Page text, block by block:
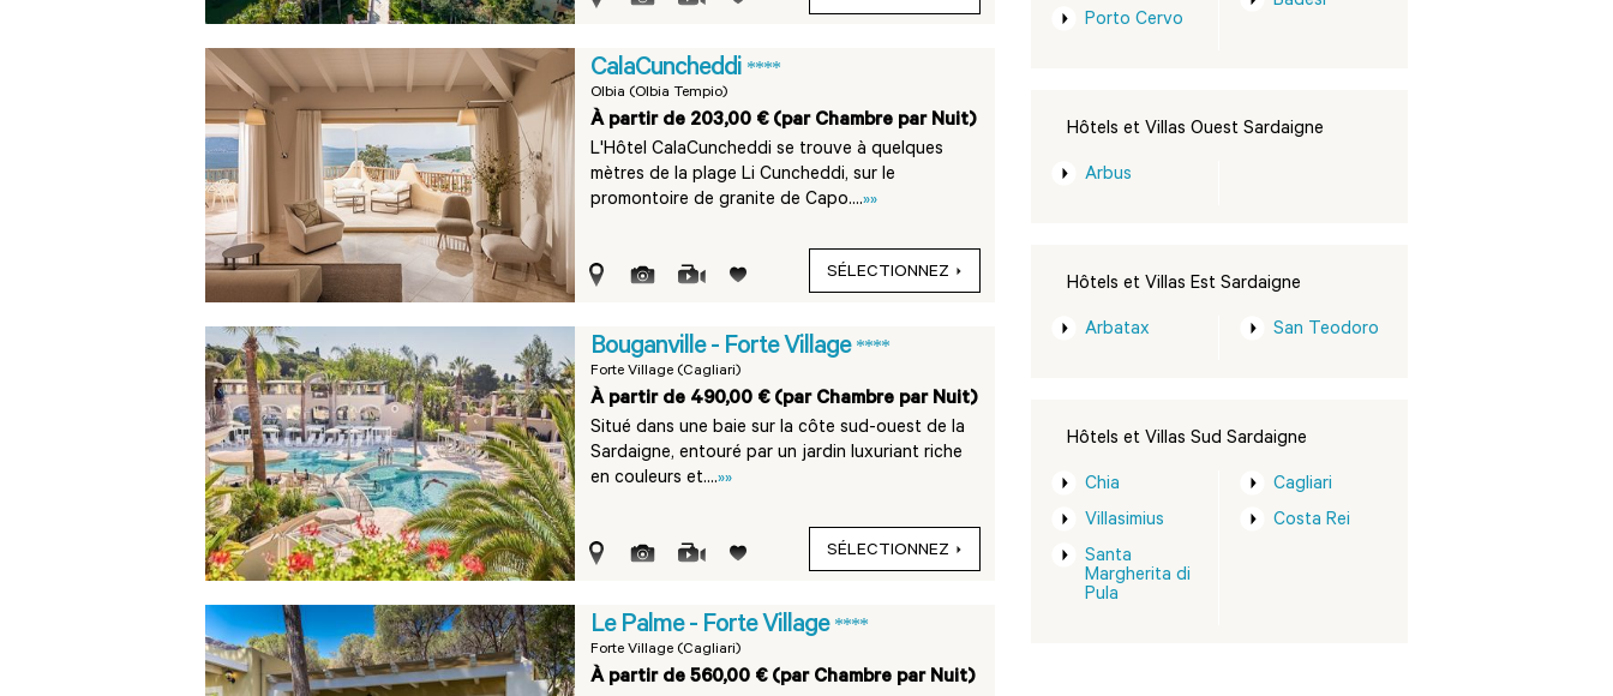
CalaCuncheddi ****
Olbia (Olbia Tempio)
À partir de 203,00 € (par Chambre par Nuit)
L'Hôtel CalaCuncheddi se trouve à quelques
mètres de la plage Li Cuncheddi, sur le
promontoire de granite de Capo....»»
SÉLECTIONNEZ
Bouganville - Forte Village ****
Forte Village (Cagliari)
À partir de 490,00 € (par Chambre par Nuit)
Situé dans une baie sur la côte sud-ouest de la
Sardaigne, entouré par un jardin luxuriant riche
en couleurs et....»»
SÉLECTIONNEZ
Le Palme - Forte Village ****
Forte Village (Cagliari)
À partir de 560,00 € (par Chambre par Nuit)
Porto Cervo
Hôtels et Villas Ouest Sardaigne
Arbus
Hôtels et Villas Est Sardaigne
Arbatax San Teodoro
Hôtels et Villas Sud Sardaigne
Chia
Villasimius
Santa
Margherita di
Pula
Cagliari
Costa Rei